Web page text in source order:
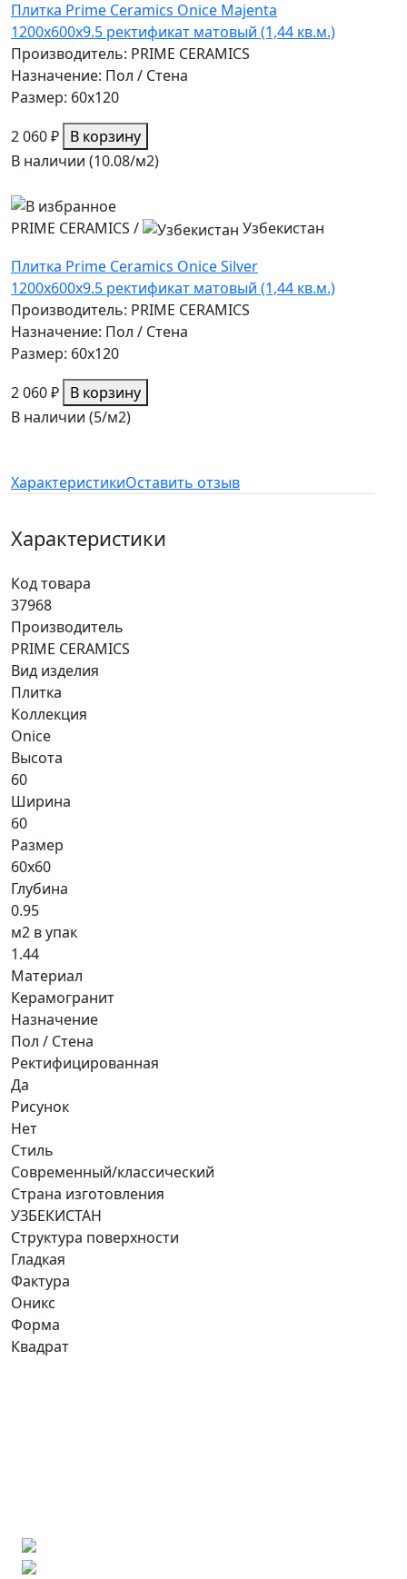
Плитка Prime Ceramics Onice Majenta
1200x600x9.5 ректификат матовый (1,44 кв.м.)
Производитель: PRIME CERAMICS
Назначение: Пол / Стена
Размер: 60x120
2 060 ₽ В корзину
В наличии (10.08/м2)
PRIME CERAMICS /
Узбекистан
Плитка Prime Ceramics Onice Silver
1200x600x9.5 ректификат матовый (1,44 кв.м.)
Производитель: PRIME CERAMICS
Назначение: Пол / Стена
Размер: 60x120
2 060 ₽ В корзину
В наличии (5/м2)
ХарактеристикиОставить отзыв
Характеристики
Код товара
37968
Производитель
PRIME CERAMICS
Вид изделия
Плитка
Коллекция
Onice
Высота
60
Ширина
60
Размер
60x60
Глубина
0.95
м2 в упак
1.44
Материал
Керамогранит
Назначение
Пол / Стена
Ректифицированная
Да
Рисунок
Нет
Стиль
Современный/классический
Страна изготовления
УЗБЕКИСТАН
Структура поверхности
Гладкая
Фактура
Оникс
Форма
Квадрат